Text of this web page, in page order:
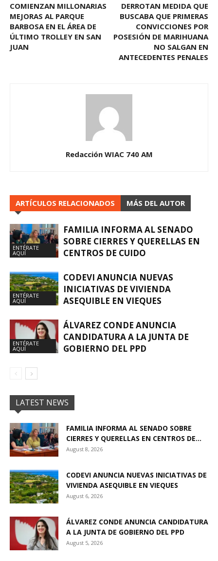
COMIENZAN MILLONARIAS
MEJORAS AL PARQUE
BARBOSA EN EL ÁREA DE
ÚLTIMO TROLLEY EN SAN
JUAN
DERROTAN MEDIDA QUE
BUSCABA QUE PRIMERAS
CONVICCIONES POR
POSESIÓN DE MARIHUANA
NO SALGAN EN
ANTECEDENTES PENALES
Redacción WIAC 740 AM
ARTÍCULOS RELACIONADOS MÁS DEL AUTOR
ENTÉRATE
AQUÍ
FAMILIA INFORMA AL SENADO
SOBRE CIERRES Y QUERELLAS EN
CENTROS DE CUIDO
ENTÉRATE
AQUÍ
CODEVI ANUNCIA NUEVAS
INICIATIVAS DE VIVIENDA
ASEQUIBLE EN VIEQUES
ENTÉRATE
AQUÍ
ÁLVAREZ CONDE ANUNCIA
CANDIDATURA A LA JUNTA DE
GOBIERNO DEL PPD
LATEST NEWS
FAMILIA INFORMA AL SENADO SOBRE
CIERRES Y QUERELLAS EN CENTROS DE...
August 8, 2026
CODEVI ANUNCIA NUEVAS INICIATIVAS DE
VIVIENDA ASEQUIBLE EN VIEQUES
August 6, 2026
ÁLVAREZ CONDE ANUNCIA CANDIDATURA
A LA JUNTA DE GOBIERNO DEL PPD
August 5, 2026